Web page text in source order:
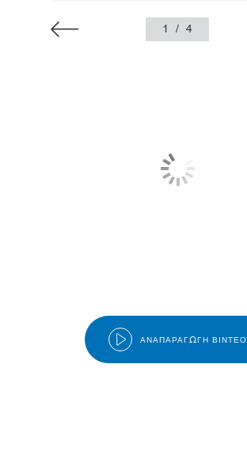
1 / 4
ΑΝΑΠΑΡΑΓΩΓΉ ΒΊΝΤΕΟ